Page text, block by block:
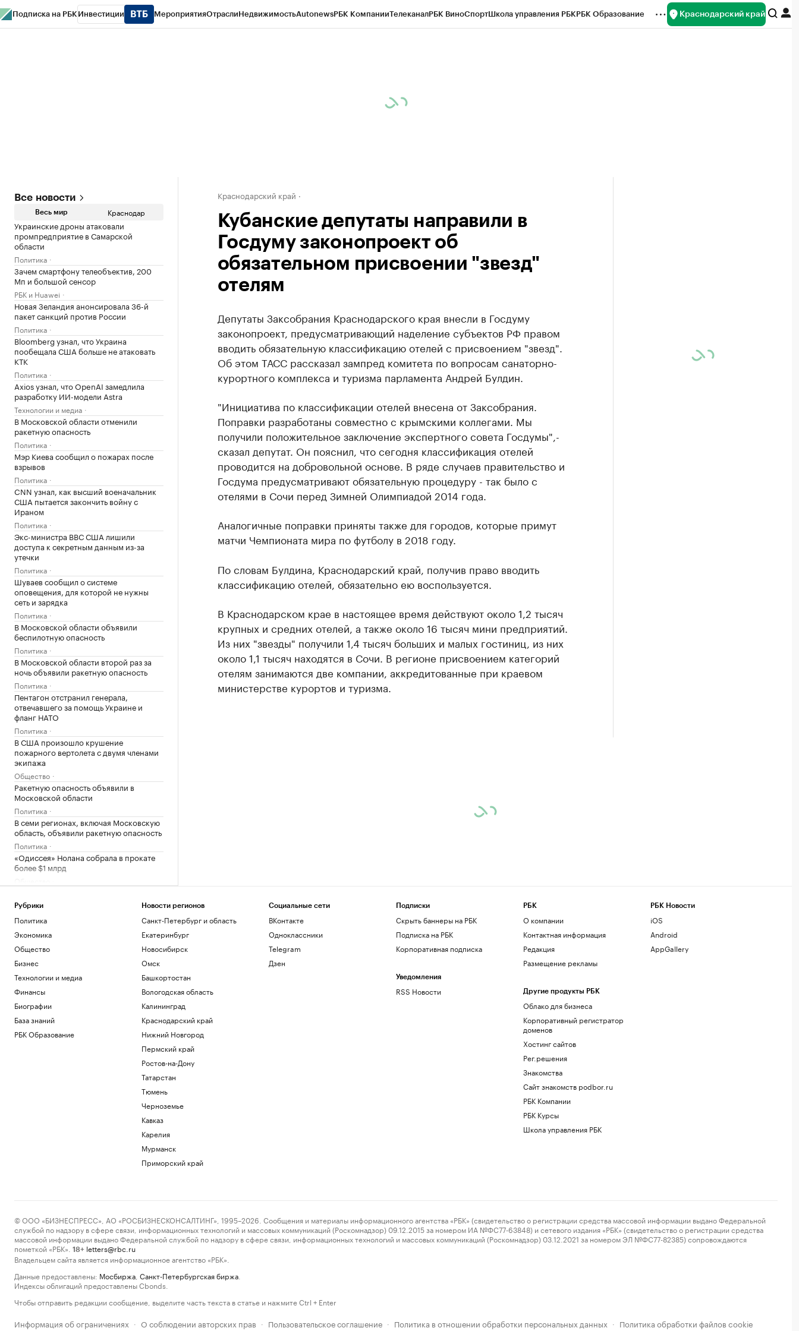
Подписка на РБК Инвестиции МероприятияОтраслиНедвижимостьAutonewsРБК КомпанииТелеканалРБК ВиноСпортШкола управления РБКРБК Образование Краснодарский край
Все новости
Весь мир Краснодар
Украинские дроны атаковали
промпредприятие в Самарской
области
Политика
Зачем смартфону телеобъектив, 200
Мп и большой сенсор
РБК и Huawei
Новая Зеландия анонсировала 36-й
пакет санкций против России
Политика
Bloomberg узнал, что Украина
пообещала США больше не атаковать
КТК
Политика
Axios узнал, что OpenAI замедлила
разработку ИИ-модели Astra
Технологии и медиа
В Московской области отменили
ракетную опасность
Политика
Мэр Киева сообщил о пожарах после
взрывов
Политика
CNN узнал, как высший военачальник
США пытается закончить войну с
Ираном
Политика
Экс-министра ВВС США лишили
доступа к секретным данным из-за
утечки
Политика
Шуваев сообщил о системе
оповещения, для которой не нужны
сеть и зарядка
Политика
В Московской области объявили
беспилотную опасность
Политика
В Московской области второй раз за
ночь объявили ракетную опасность
Политика
Пентагон отстранил генерала,
отвечавшего за помощь Украине и
фланг НАТО
Политика
В США произошло крушение
пожарного вертолета с двумя членами
экипажа
Общество
Ракетную опасность объявили в
Московской области
Политика
В семи регионах, включая Московскую
область, объявили ракетную опасность
Политика
«Одиссея» Нолана собрала в прокате
более $1 млрд
завершить испытания «Золотого
купола»
Политика
Четыре доступных и понятных
инструмента диверсификации
Трамп попросил уйти с заседания
Госдепа раньше, чтобы «вести войну»
Политика
Краснодарский край
Кубанские депутаты направили в
Госдуму законопроект об
обязательном присвоении "звезд"
отелям
Депутаты Заксобрания Краснодарского края внесли в Госдуму
законопроект, предусматривающий наделение субъектов РФ правом
вводить обязательную классификацию отелей с присвоением "звезд".
Об этом ТАСС рассказал зампред комитета по вопросам санаторно-
курортного комплекса и туризма парламента Андрей Булдин.
"Инициатива по классификации отелей внесена от Заксобрания.
Поправки разработаны совместно с крымскими коллегами. Мы
получили положительное заключение экспертного совета Госдумы",-
сказал депутат. Он пояснил, что сегодня классификация отелей
проводится на добровольной основе. В ряде случаев правительство и
Госдума предусматривают обязательную процедуру - так было с
отелями в Сочи перед Зимней Олимпиадой 2014 года.
Аналогичные поправки приняты также для городов, которые примут
матчи Чемпионата мира по футболу в 2018 году.
По словам Булдина, Краснодарский край, получив право вводить
классификацию отелей, обязательно ею воспользуется.
В Краснодарском крае в настоящее время действуют около 1,2 тысяч
крупных и средних отелей, а также около 16 тысяч мини предприятий.
Из них "звезды" получили 1,4 тысяч больших и малых гостиниц, из них
около 1,1 тысяч находятся в Сочи. В регионе присвоением категорий
отелям занимаются две компании, аккредитованные при краевом
министерстве курортов и туризма.
Рубрики
Политика
Экономика
Общество
Бизнес
Технологии и медиа
Финансы
Биографии
База знаний
РБК Образование
Новости регионов
Санкт-Петербург и область
Екатеринбург
Новосибирск
Омск
Башкортостан
Вологодская область
Калининград
Краснодарский край
Нижний Новгород
Пермский край
Ростов-на-Дону
Татарстан
Тюмень
Черноземье
Кавказ
Карелия
Мурманск
Приморский край
Социальные сети
ВКонтакте
Одноклассники
Telegram
Дзен
Подписки
Скрыть баннеры на РБК
Подписка на РБК
Корпоративная подписка
Уведомления
RSS Новости
РБК
О компании
Контактная информация
Редакция
Размещение рекламы
Другие продукты РБК
Облако для бизнеса
Корпоративный регистратор
доменов
Хостинг сайтов
Рег.решения
Знакомства
Сайт знакомств podbor.ru
РБК Компании
РБК Курсы
Школа управления РБК
РБК Новости
iOS
Android
AppGallery
© ООО «БИЗНЕСПРЕСС», АО «РОСБИЗНЕСКОНСАЛТИНГ», 1995–2026. Сообщения и материалы информационного агентства «РБК» (свидетельство о регистрации средства массовой информации выдано Федеральной
службой по надзору в сфере связи, информационных технологий и массовых коммуникаций (Роскомнадзор) 09.12.2015 за номером ИА №ФС77-63848) и сетевого издания «РБК» (свидетельство о регистрации средства
массовой информации выдано Федеральной службой по надзору в сфере связи, информационных технологий и массовых коммуникаций (Роскомнадзор) 03.12.2021 за номером ЭЛ №ФС77-82385) сопровождаются
пометкой «РБК».
18+ letters@rbc.ru
Владельцем сайта является информационное агентство «РБК».
Данные предоставлены: Мосбиржа Санкт-Петербургская биржа
Индексы облигаций предоставлены Cbonds.
Чтобы отправить редакции сообщение, выделите часть текста в статье и нажмите Ctrl + Enter
Информация об ограничениях · О соблюдении авторских прав · Пользовательское соглашение · Политика в отношении обработки персональных данных · Политика обработки файлов cookie